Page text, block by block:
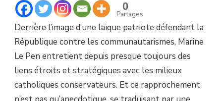
0
Partages
Derrière l’image d’une laïque patriote défendant la
République contre les communautarismes, Marine
Le Pen entretient depuis presque toujours des
liens étroits et stratégiques avec les milieux
catholiques conservateurs. Et ce rapprochement